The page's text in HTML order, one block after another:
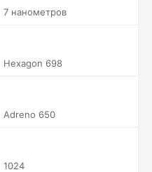
7 нанометров
Hexagon 698
Adreno 650
1024